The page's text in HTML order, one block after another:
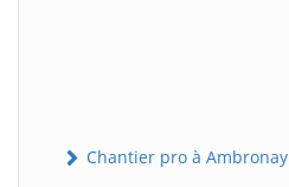
Chantier pro à Ambronay